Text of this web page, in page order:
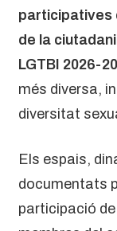
participatives
de la
LGTBI 2026-
més diversa,
diversitat
Els espais,
documentats
participació